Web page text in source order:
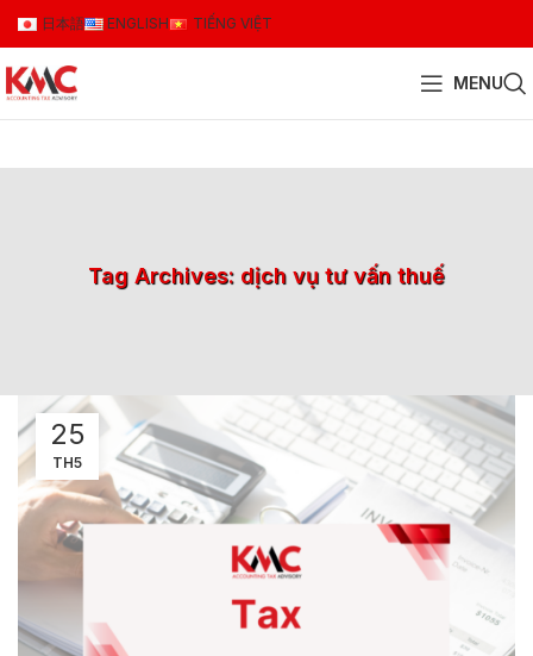
日本語 ENGLISH TIẾNG VIỆT
MENU
Tag Archives: dịch vụ tư vấn thuế
25
TH5